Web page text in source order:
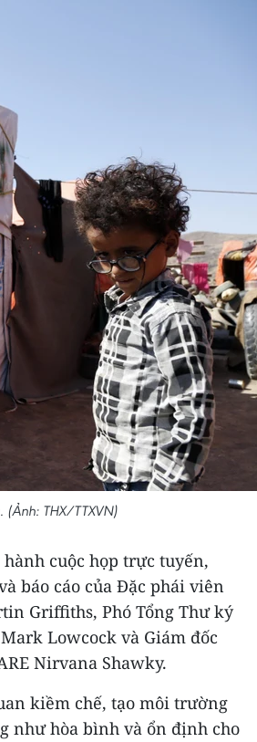
THX/TTXVN)
cuộc họp trực tuyến,
báo cáo của Đặc phái viên
Griffiths, Phó Tổng Thư ký
Lowcock và Giám đốc
Nirvana Shawky.
kiềm chế, tạo môi trường
như hòa bình và ổn định cho